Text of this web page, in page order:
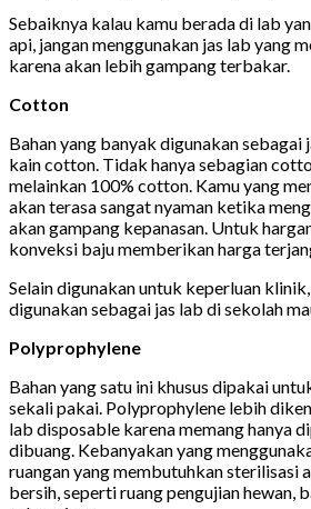
Sebaiknya kalau kamu berada di lab
api, jangan menggunakan jas lab yang
karena akan lebih gampang terbakar.
Cotton
Bahan yang banyak digunakan
kain cotton. Tidak hanya sebagian
melainkan 100% cotton. Kamu yang
akan terasa sangat nyaman ketika
akan gampang kepanasan. Untuk
konveksi baju memberikan harga
Selain digunakan untuk keperluan
digunakan sebagai jas lab di sekolah
Polyprophylene
Bahan yang satu ini khusus dipakai
sekali pakai. Polyprophylene lebih
lab disposable karena memang hanya
dibuang. Kebanyakan yang
ruangan yang membutuhkan sterilisasi
bersih, seperti ruang pengujian hewan,